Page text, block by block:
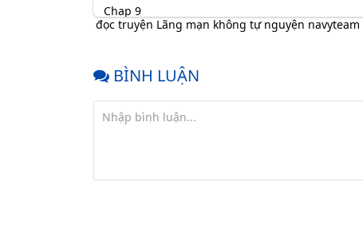
Chap 9
Chap 8
Chap 6
Chap 5
Chap 2
đọc truyện Lãng mạn không tự nguyện navyteam
BÌNH LUẬN